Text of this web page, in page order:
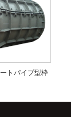
トパイプ型枠